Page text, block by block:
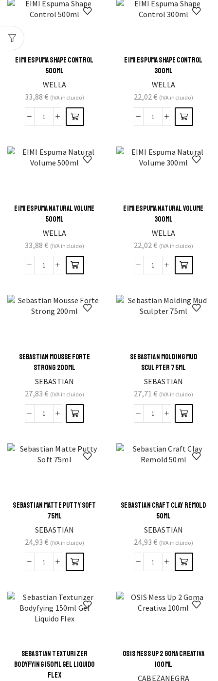
EIMI ESPUMA SHAPE CONTROL
500ML
WELLA
33,88€ (IVA incluido)
EIMI ESPUMA SHAPE CONTROL
300ML
WELLA
22,02€ (IVA incluido)
EIMI ESPUMA NATURAL VOLUME
500ML
WELLA
33,88€ (IVA incluido)
EIMI ESPUMA NATURAL VOLUME
300ML
WELLA
22,02€ (IVA incluido)
SEBASTIAN MOUSSE FORTE
STRONG 200ML
SEBASTIAN
27,83€ (IVA incluido)
SEBASTIAN MOLDING MUD
SCULPTER 75ML
SEBASTIAN
27,71€ (IVA incluido)
SEBASTIAN MATTE PUTTY SOFT
75ML
SEBASTIAN
24,93€ (IVA incluido)
SEBASTIAN CRAFT CLAY REMOLD
50ML
SEBASTIAN
24,93€ (IVA incluido)
SEBASTIAN TEXTURIZER
BODYFYING 150ML GEL LIQUIDO
FLEX
OSIS MESS UP 2 GOMA CREATIVA
100ML
CABEZANEGRA